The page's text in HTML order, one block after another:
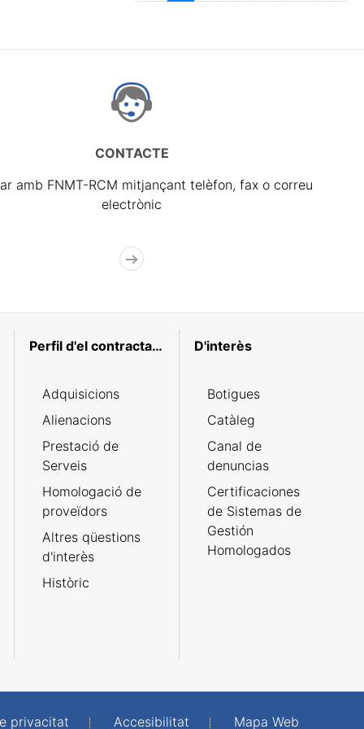
CONTACTE
amb FNMT-RCM mitjançant telèfon, fax o correu
electrònic
Perfil d'el contractant
Adquisicions
Alienacions
Prestació de
Serveis
Homologació de
proveïdors
Altres qüestions
d'interès
Històric
D'interès
Botigues
Catàleg
Canal de
denuncias
Certificaciones
de Sistemas de
Gestión
Homologados
privacitat Accesibilitat Mapa Web